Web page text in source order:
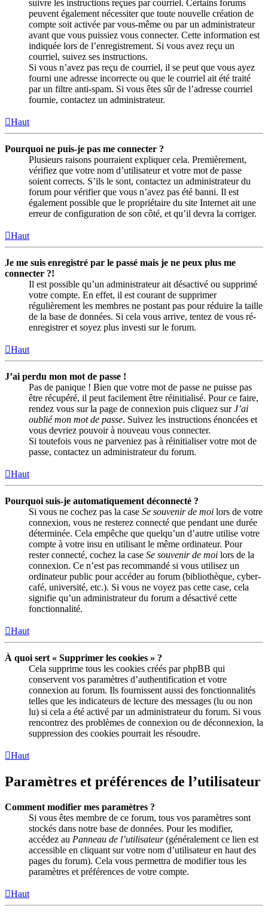
suivre les instructions reçues par courriel. Certains forums
peuvent également nécessiter que toute nouvelle création de
compte soit activée par vous-même ou par un administrateur
avant que vous puissiez vous connecter. Cette information est
indiquée lors de l’enregistrement. Si vous avez reçu un
courriel, suivez ses instructions.
Si vous n’avez pas reçu de courriel, il se peut que vous ayez
fourni une adresse incorrecte ou que le courriel ait été traité
par un filtre anti-spam. Si vous êtes sûr de l’adresse courriel
fournie, contactez un administrateur.
Haut
Pourquoi ne puis-je pas me connecter ?
Plusieurs raisons pourraient expliquer cela. Premièrement,
vérifiez que votre nom d’utilisateur et votre mot de passe
soient corrects. S’ils le sont, contactez un administrateur du
forum pour vérifier que vous n’avez pas été banni. Il est
également possible que le propriétaire du site Internet ait une
erreur de configuration de son côté, et qu’il devra la corriger.
Haut
Je me suis enregistré par le passé mais je ne peux plus me
connecter ?!
Il est possible qu’un administrateur ait désactivé ou supprimé
votre compte. En effet, il est courant de supprimer
régulièrement les membres ne postant pas pour réduire la taille
de la base de données. Si cela vous arrive, tentez de vous ré-
enregistrer et soyez plus investi sur le forum.
Haut
J’ai perdu mon mot de passe !
Pas de panique ! Bien que votre mot de passe ne puisse pas
être récupéré, il peut facilement être réinitialisé. Pour ce faire,
rendez vous sur la page de connexion puis cliquez surJ’ai
oublié mon mot de passe. Suivez les instructions énoncées et
vous devriez pouvoir à nouveau vous connecter.
Si toutefois vous ne parveniez pas à réinitialiser votre mot de
passe, contactez un administrateur du forum.
Haut
Pourquoi suis-je automatiquement déconnecté ?
Si vous ne cochez pas la case Se souvenir de moi lors de votre
connexion, vous ne resterez connecté que pendant une durée
déterminée. Cela empêche que quelqu’un d’autre utilise votre
compte à votre insu en utilisant le même ordinateur. Pour
rester connecté, cochez la case Se souvenir de moi lors de la
connexion. Ce n’est pas recommandé si vous utilisez un
ordinateur public pour accéder au forum (bibliothèque, cyber-
café, université, etc.). Si vous ne voyez pas cette case, cela
signifie qu’un administrateur du forum a désactivé cette
fonctionnalité.
Haut
À quoi sert « Supprimer les cookies » ?
Cela supprime tous les cookies créés par phpBB qui
conservent vos paramètres d’authentification et votre
connexion au forum. Ils fournissent aussi des fonctionnalités
telles que les indicateurs de lecture des messages (lu ou non
lu) si cela a été activé par un administrateur du forum. Si vous
rencontrez des problèmes de connexion ou de déconnexion, la
suppression des cookies pourrait les résoudre.
Haut
Paramètres et préférences de l’utilisateur
Comment modifier mes paramètres ?
Si vous êtes membre de ce forum, tous vos paramètres sont
stockés dans notre base de données. Pour les modifier,
accédez au Panneau de l’utilisateur(généralement ce lien est
accessible en cliquant sur votre nom d’utilisateur en haut des
pages du forum). Cela vous permettra de modifier tous les
paramètres et préférences de votre compte.
Haut